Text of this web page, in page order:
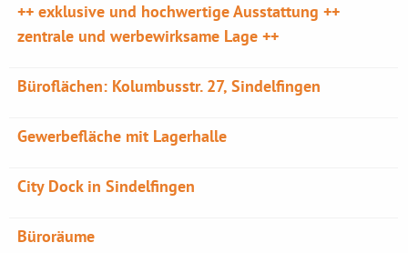
++ exklusive und hochwertige Ausstattung ++
zentrale und werbewirksame Lage ++
Büroflächen: Kolumbusstr. 27, Sindelfingen
Gewerbefläche mit Lagerhalle
City Dock in Sindelfingen
Büroräume